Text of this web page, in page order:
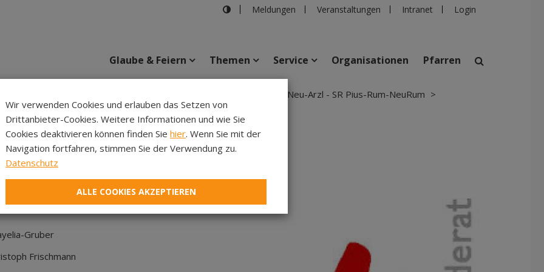
Meldungen Veranstaltungen Intranet Login
Glaube & Feiern Themen Service Organisationen Pfarren
Innsbruck-Neu-Arzl - SR Pius-Rum-NeuRum >
Frischmann
Wir verwenden Cookies und erlauben das Setzen von
Drittanbieter-Cookies. Weitere Informationen und wie Sie
Cookies deaktivieren können finden Sie hier. Wenn Sie mit der
Navigation fortfahren, stimmen Sie der Verwendung zu.
Datenschutz
ALLE COOKIES AKZEPTIEREN